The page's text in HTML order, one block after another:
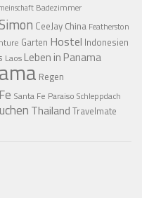
Badezimmer
CeeJay China Featherston
Garten Hostel Indonesien
Laos Leben in Panama
Regen
Santa Fe Paraiso Schleppdach
Thailand Travelmate